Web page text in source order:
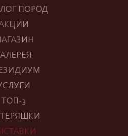
ПОРОД
ТОП-3